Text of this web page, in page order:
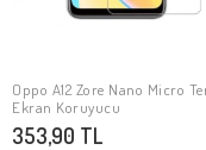
SEPETE EKLE
Oppo A12 Zore Nano Micro
Ekran Koruyucu
353,90 TL